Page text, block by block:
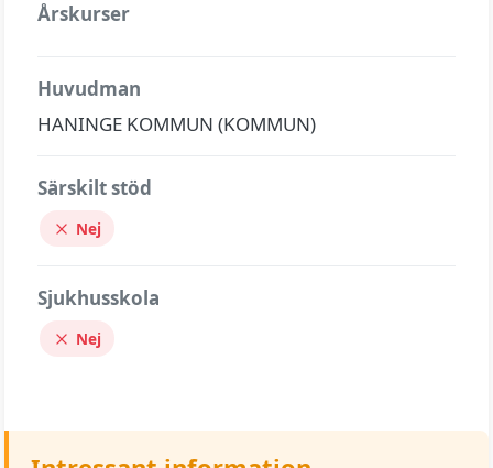
Årskurser
Huvudman
HANINGE KOMMUN (KOMMUN)
Särskilt stöd
Nej
Sjukhusskola
Nej